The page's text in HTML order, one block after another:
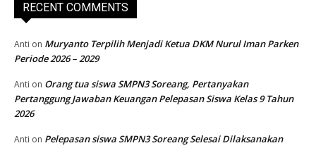
RECENT COMMENTS
Anti on Muryanto Terpilih Menjadi Ketua DKM Nurul Iman Parken
Periode 2026 – 2029
Anti on Orang tua siswa SMPN3 Soreang, Pertanyakan
Pertanggung Jawaban Keuangan Pelepasan Siswa Kelas 9 Tahun
2026
Anti on Pelepasan siswa SMPN3 Soreang Selesai Dilaksanakan